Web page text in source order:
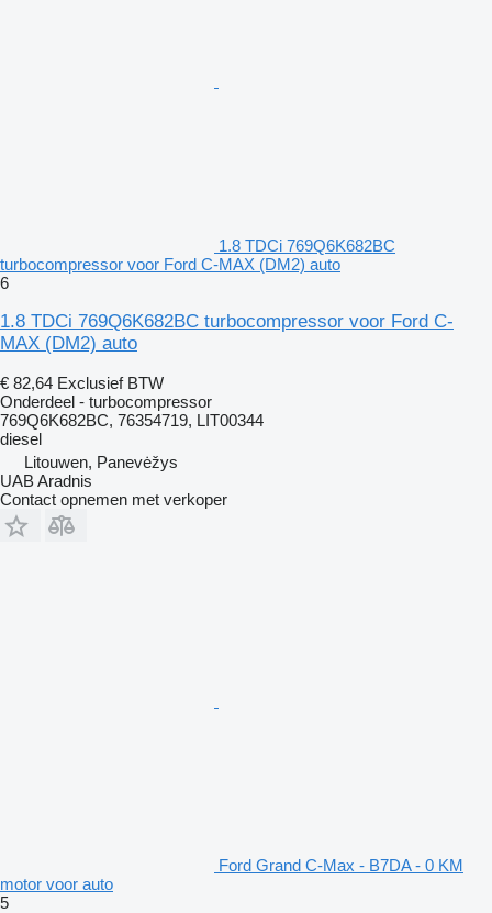
1.8 TDCi 769Q6K682BC
turbocompressor voor Ford C-MAX (DM2) auto
6
1.8 TDCi 769Q6K682BC turbocompressor voor Ford C-
MAX (DM2) auto
€ 82,64 Exclusief BTW
Onderdeel - turbocompressor
769Q6K682BC, 76354719, LIT00344
diesel
Litouwen, Panevėžys
UAB Aradnis
Contact opnemen met verkoper
Ford Grand C-Max - B7DA - 0 KM
motor voor auto
5